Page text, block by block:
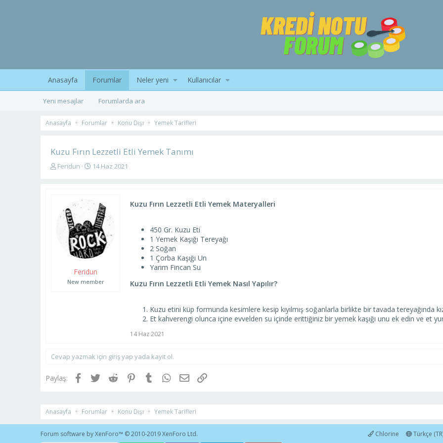
Anasayfa Forumlar Neler yeni Kullanıcılar
Yeni mesajlar Forumlarda ara
Anasayfa Forumlar Konu Dışı Yemek Tarifleri
Kuzu Fırın Lezzetli Etli Yemek Tanımı
K
b
Feridun
B
g
ı
ç
t
a
i
h
14 Haz 2021
Feridun
New member
Kuzu Fırın Lezzetli Etli Yemek Materyalleri
450 Gr. Kuzu Eti
1 Yemek Kaşığı Tereyağı
2 Soğan
1 Çorba Kaşığı Un
Yarım Fincan Su
Kuzu Fırın Lezzetli Etli Yemek Nasıl Yapılır?
Kuzu etini küp formunda kesimlere kesip kıyılmış soğanlarla birlikte bir tavada tereyağında
Et kahverengi olunca içine evvelden su içinde erittiğiniz bir yemek kaşığı unu ek edin ve et
14 Haz 2021
Cevap yazmak için giriş yap yada kayıt ol.
Paylaş: Facebook
TwitterReddit PinterestTumblrWhatsApp
E-postaLink
Anasayfa Forumlar Konu Dışı Yemek Tarifleri
Chlorine Türkçe
Forum software by XenForo™ © 2010-2019 XenForo Ltd.